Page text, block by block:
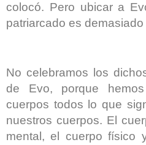
colocó. Pero ubicar a
patriarcado es
No celebramos los
de Evo, porque
cuerpos todos lo que
nuestros cuerpos. El
mental, el cuerpo físico